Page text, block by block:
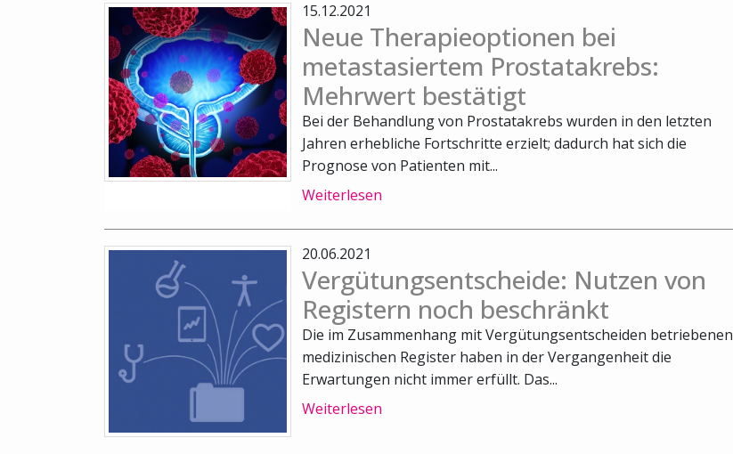
15.12.2021
Neue Therapieoptionen bei
metastasiertem Prostatakrebs:
Mehrwert bestätigt
Bei der Behandlung von Prostatakrebs wurden in den letzten
Jahren erhebliche Fortschritte erzielt; dadurch hat sich die
Prognose von Patienten mit...
Weiterlesen
20.06.2021
Vergütungsentscheide: Nutzen von
Registern noch beschränkt
Die im Zusammenhang mit Vergütungsentscheiden betriebenen
medizinischen Register haben in der Vergangenheit die
Erwartungen nicht immer erfüllt. Das...
Weiterlesen